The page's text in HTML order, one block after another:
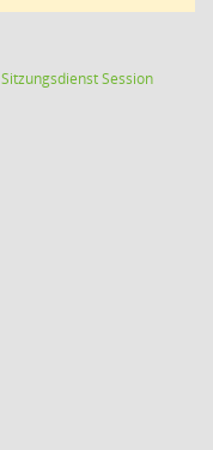
SitzungsdienstSession(Wird in